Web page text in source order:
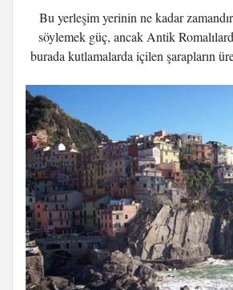
Bu yerleşim yerinin ne kadar
söylemek güç, ancak Antik
burada kutlamalarda içilen şarapların